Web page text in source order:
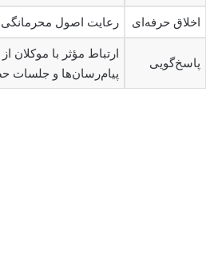
اخلاق حرفه‌ای رعایت اصول محرمانگی
پاسخ‌گویی
ارتباط مؤثر با موکلان
پیام‌رسان‌ها و جلسات